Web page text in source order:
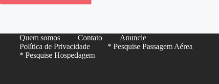
Quem somos Contato
Anuncie
Política de Privacidade
* Pesquise Passagem Aérea
* Pesquise Hospedagem